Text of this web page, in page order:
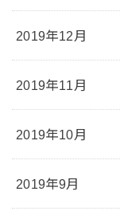
2019年12月
2019年11月
2019年10月
2019年9月